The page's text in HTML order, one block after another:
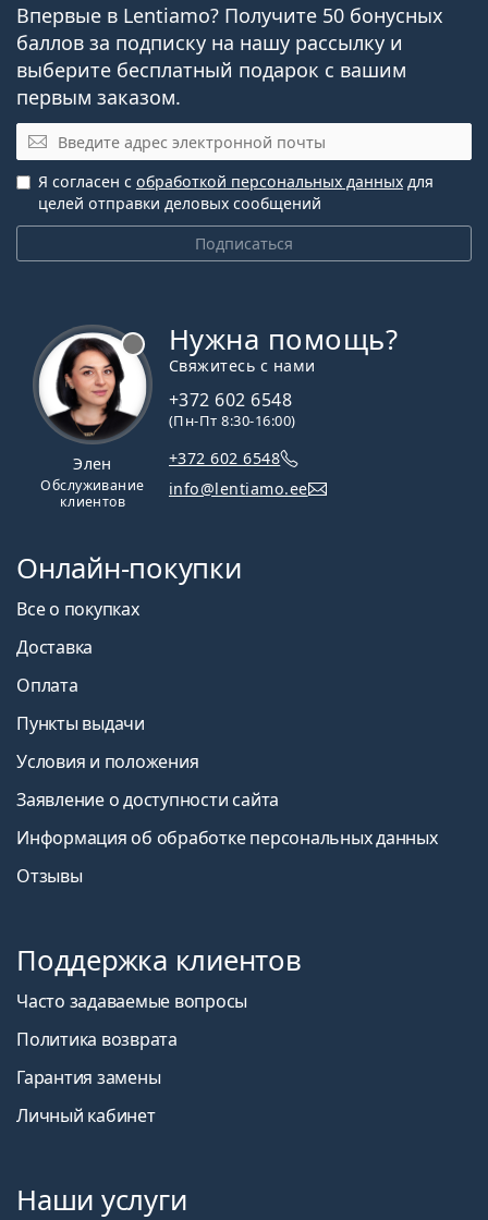
Впервые в Lentiamo? Получите 50 бонусных
баллов за подписку на нашу рассылку и
выберите бесплатный подарок с вашим
первым заказом.
Электронная почта
Подписаться
Я согласен с обработкой персональных данных для
целей отправки деловых сообщений
Элен
Обслуживание
клиентов
Нужна помощь?
Свяжитесь с нами
+372 602 6548
(Пн-Пт 8:30-16:00)
+372 602 6548
info@lentiamo.ee
Онлайн-покупки
Все о покупках
Доставка
Оплата
Пункты выдачи
Условия и положения
Заявление о доступности сайта
Информация об обработке персональных данных
Отзывы
Поддержка клиентов
Часто задаваемые вопросы
Политика возврата
Гарантия замены
Личный кабинет
Наши услуги